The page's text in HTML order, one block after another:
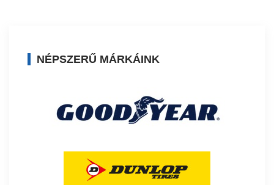
NÉPSZERŰ MÁRKÁINK